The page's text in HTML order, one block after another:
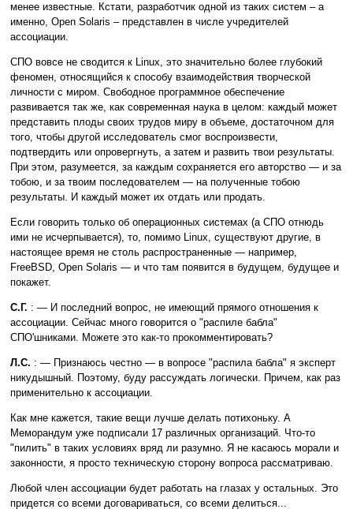
менее известные. Кстати, разработчик одной из таких систем – а
именно, Open Solaris – представлен в числе учредителей
ассоциации.
СПО вовсе не сводится к Linux, это значительно более глубокий
феномен, относящийся к способу взаимодействия творческой
личности с миром. Свободное программное обеспечение
развивается так же, как современная наука в целом: каждый может
представить плоды своих трудов миру в объеме, достаточном для
того, чтобы другой исследователь смог воспроизвести,
подтвердить или опровергнуть, а затем и развить твои результаты.
При этом, разумеется, за каждым сохраняется его авторство — и за
тобою, и за твоим последователем — на полученные тобою
результаты. И каждый может их отдать или продать.
Если говорить только об операционных системах (а СПО отнюдь
ими не исчерпывается), то, помимо Linux, существуют другие, в
настоящее время не столь распространенные — например,
FreeBSD, Open Solaris — и что там появится в будущем, будущее и
покажет.
С.Г. : — И последний вопрос, не имеющий прямого отношения к
ассоциации. Сейчас много говорится о "распиле бабла"
СПО'шниками. Можете это как-то прокомментировать?
Л.С. : — Признаюсь честно — в вопросе "распила бабла" я эксперт
никудышный. Поэтому, буду рассуждать логически. Причем, как раз
применительно к ассоциации.
Как мне кажется, такие вещи лучше делать потихоньку. А
Меморандум уже подписали 17 различных организаций. Что-то
"пилить" в таких условиях вряд ли разумно. Я не касаюсь морали и
законности, я просто техническую сторону вопроса рассматриваю.
Любой член ассоциации будет работать на глазах у остальных. Это
придется со всеми договариваться, со всеми делиться...